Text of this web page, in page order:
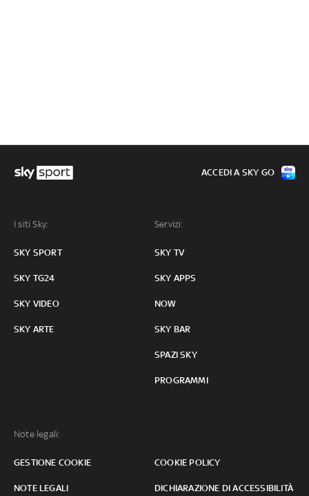
I siti Sky:
SKY SPORT
SKY TG24
SKY VIDEO
SKY ARTE
Servizi:
SKY TV
SKY APPS
NOW
SKY BAR
SPAZI SKY
PROGRAMMI
Note legali:
GESTIONE COOKIE COOKIE POLICY
NOTE LEGALI DICHIARAZIONE DI ACCESSIBILITÀ
ACCEDI A SKY GO